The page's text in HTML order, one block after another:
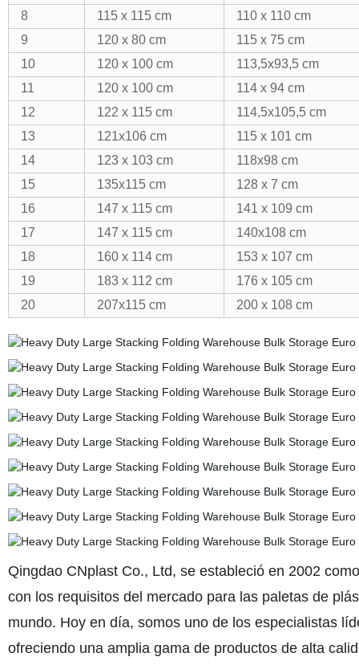
8
115 x 115 cm
110 x 110 cm
9
120 x 80 cm
115 x 75 cm
10
120 x 100 cm
113,5x93,5 cm
11
120 x 100 cm
114 x 94 cm
12
122 x 115 cm
114,5x105,5 cm
13
121x106 cm
115 x 101 cm
14
123 x 103 cm
118x98 cm
15
135x115 cm
128 x 7 cm
16
147 x 115 cm
141 x 109 cm
17
147 x 115 cm
140x108 cm
18
160 x 114 cm
153 x 107 cm
19
183 x 112 cm
176 x 105 cm
20
207x115 cm 200 x 108 cm
Qingdao CNplast Co., Ltd, se estableció en 2002
con los requisitos del mercado para las paletas de
mundo. Hoy en día, somos uno de los especialistas
ofreciendo una amplia gama de productos de alta